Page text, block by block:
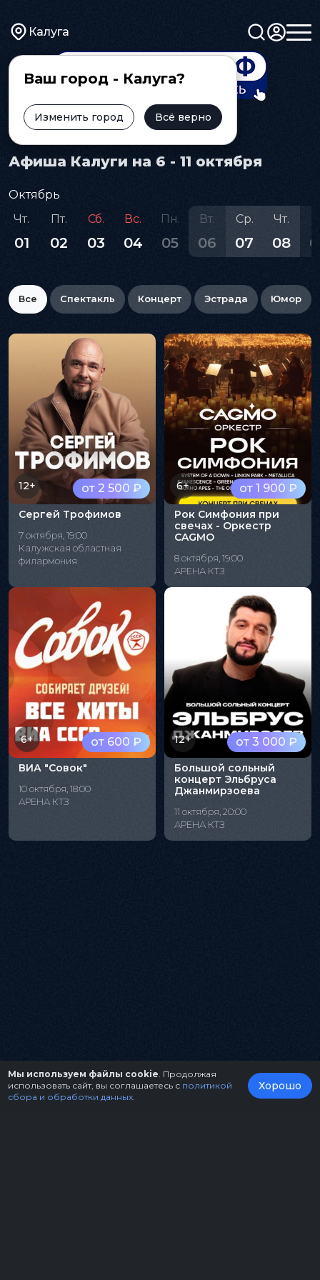
Калуга
Ваш город - Калуга?
Изменить город Всё верно
Главная Афиша
Афиша Калуги на 6 - 11 октября
Октябрь
Чт.
01
Пт.
02
Сб.
03
Вс.
04
Пн.
05
Вт.
06
Ср.
07
Чт.
08
Все Спектакль Концерт Эстрада Юмор
от 2 500 ₽
12+
Сергей Трофимов
7 октября, 19:00
Калужская областная
филармония
от 1 900 ₽
6+
Рок Симфония при
свечах - Оркестр
CAGMO
8 октября, 19:00
АРЕНА КТЗ
от 600 ₽
6+
ВИА "Совок"
10 октября, 18:00
АРЕНА КТЗ
от 3 000 ₽
12+
Большой сольный
концерт Эльбруса
Джанмирзоева
11 октября, 20:00
АРЕНА КТЗ
Мы используем файлы cookie . Продолжая
использовать сайт, вы соглашаетесь с политикой
сбора и обработки данных
Хорошо